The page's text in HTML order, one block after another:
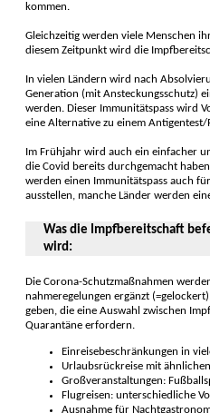
kommen.
Gleichzeitig werden viele Menschen
diesem Zeit­punkt wird die
In vielen Ländern wird nach
Generation (mit Ansteckungsschutz)
werden. Dieser Immunitäts­pass wird
eine Alter­native zu einem Anti­gentest/
Im Frühjahr wird auch ein ein­facher
die Covid bereits durch­ge­macht
werden einen Immunitäts­pass auch
aus­stellen, manche Länder werden
Was die Impfbereitschaft
wird:
Die Corona-Schutz­maß­nahmen
nahme­rege­lungen ergänzt
geben, die eine Auswahl zwischen
Quarantäne erfor­dern.
Einreisebeschränkungen in
Urlaubsrückreise mit
Großveranstaltungen:
Flugreisen: unterschied­liche
Ausnahme für